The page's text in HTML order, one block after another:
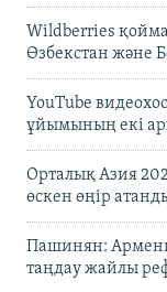
Wildberries
Өзбекстан және
YouTube
ұйымының екі
Орталық Азия
өскен өңір
Пашинян:
таңдау жайлы